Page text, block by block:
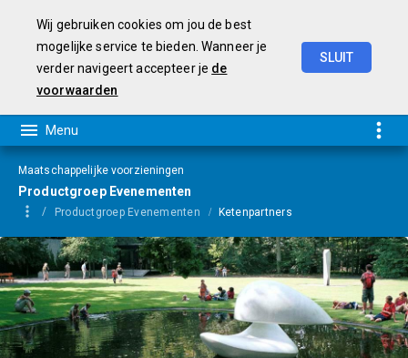
Wij gebruiken cookies om jou de best
mogelijke service te bieden. Wanneer je
verder navigeert accepteer je de
voorwaarden
SLUIT
Maatschappelijke voorzieningen
Productgroep Evenementen
Productgroep Evenementen Ketenpartners